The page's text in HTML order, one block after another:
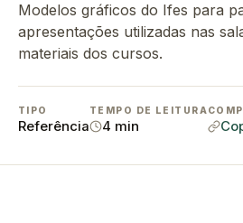
Modelos gráficos do Ifes para
apresentações utilizadas nas
materiais dos cursos.
TIPO
Referência
TEMPO DE LEITURA
4 min